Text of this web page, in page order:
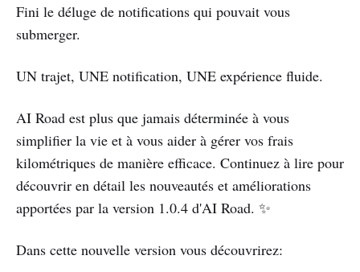
Fini le déluge de notifications qui pouvait vous
submerger.
UN trajet, UNE notification, UNE expérience fluide.
AI Road est plus que jamais déterminée à vous
simplifier la vie et à vous aider à gérer vos frais
kilométriques de manière efficace. Continuez à lire pour
découvrir en détail les nouveautés et améliorations
apportées par la version 1.0.4 d'AI Road. ✨
Dans cette nouvelle version vous découvrirez: